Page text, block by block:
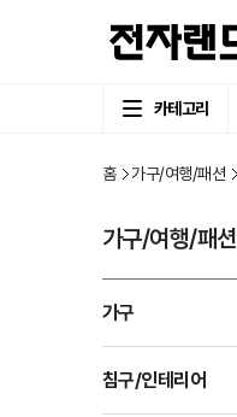
카테고리
홈 가구/여행/패션
가구/여행/패션
가구
침구/인테리어